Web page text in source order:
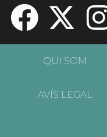
QUI SOM
AVÍS LEGAL